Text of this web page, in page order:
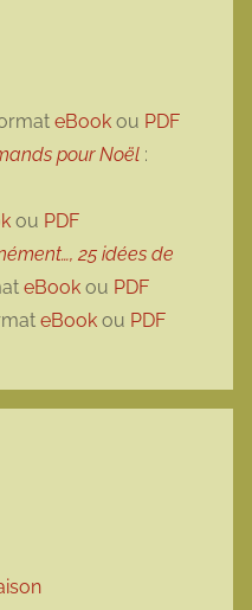
eBook ou PDF
pour Noël :
ou PDF
25 idées de
eBook ou PDF
eBook ou PDF